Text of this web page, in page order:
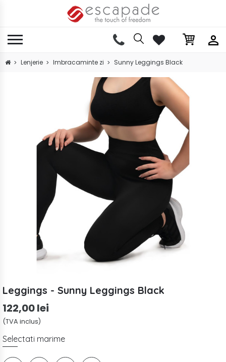
Lenjerie Imbracaminte zi Sunny Leggings Black
Leggings - Sunny Leggings Black
122,00 lei
(TVA inclus)
Selectati marime